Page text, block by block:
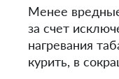
Менее
за счет
нагревания
курить, в